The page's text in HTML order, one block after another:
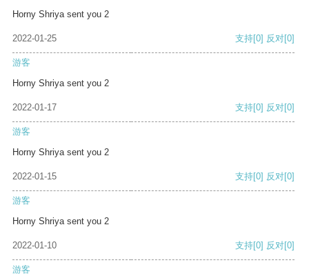
Horny Shriya sent you 2
2022-01-25 支持[0] 反对[0]
游客
Horny Shriya sent you 2
2022-01-17 支持[0] 反对[0]
游客
Horny Shriya sent you 2
2022-01-15 支持[0] 反对[0]
游客
Horny Shriya sent you 2
2022-01-10 支持[0] 反对[0]
游客